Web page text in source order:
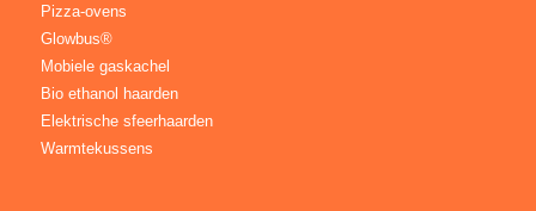
Pizza-ovens
Glowbus®
Mobiele gaskachel
Bio ethanol haarden
Elektrische sfeerhaarden
Warmtekussens